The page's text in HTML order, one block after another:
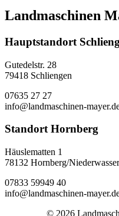
Landmaschinen
Hauptstandort
Gutedelstr. 28
79418 Schliengen
07635 27 27
info@landmaschinen-
Standort Hornberg
Häuslematten 1
78132 Hornberg/Niederwasser
07833 59949 40
info@landmaschinen-
© 2026